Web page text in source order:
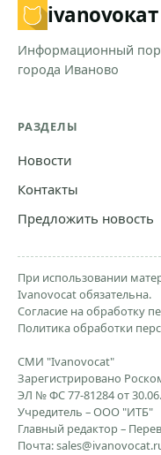
ivanovoкат
Информационный
города Иваново
РАЗДЕЛЫ
Новости
Контакты
Предложить новость
При использовании
Ivanovocat обязательна.
Согласие на обработку
Политика обработки
СМИ "Ivanovocat"
Зарегистрировано
ЭЛ № ФС 77-81284 от
Учредитель – ООО "ИТБ"
Главный редактор –
Почта: